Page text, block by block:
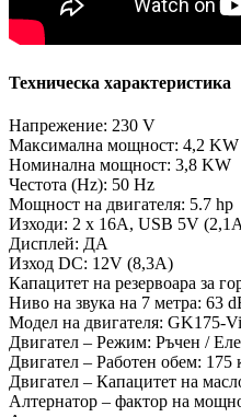
Техническа характеристика
Напрежение: 230 V
Максимална мощност: 4,2 KW
Номинална мощност: 3,8 KW
Честота (Hz): 50 Hz
Мощност на двигателя: 5.7 hp
Изходи: 2 x 16A, USB 5V
Дисплей: ДА
Изход DC: 12V (8,3A)
Капацитет на резервоара за
Ниво на звука на 7 метра: 63
Модел на двигателя: GK175-Vi
Двигател – Режим: Ръчен /
Двигател – Работен обем: 175
Двигател – Капацитет на
Алтернатор – фактор на